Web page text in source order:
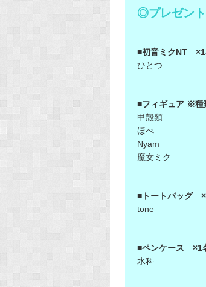
◎プレゼント
■初音ミクNT ×1
ひとつ
■フィギュア ※種
甲殻類
ほべ
Nyam
魔女ミク
■トートバッグ
tone
■ペンケース ×1
水科